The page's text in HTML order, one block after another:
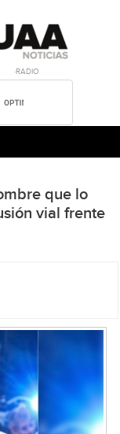
·RADIO
que lo
vial frente